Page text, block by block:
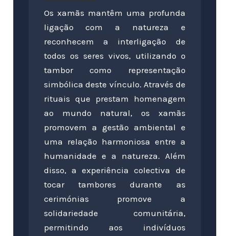
Os xamãs mantêm uma profunda
ligação com a natureza e
reconhecem a interligação de
todos os seres vivos, utilizando o
tambor como representação
simbólica deste vínculo. Através de
rituais que prestam homenagem
ao mundo natural, os xamãs
promovem a gestão ambiental e
uma relação harmoniosa entre a
humanidade e a natureza. Além
disso, a experiência colectiva de
tocar tambores durante as
cerimónias promove a
solidariedade comunitária,
permitindo aos indivíduos